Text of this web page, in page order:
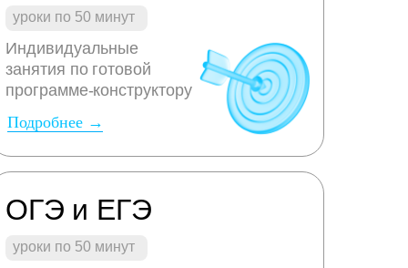
ОГЭ и ЕГЭ
уроки по 50 минут
Подробнее →
Индивидуальные
занятия по готовой
программе-конструктору
уроки по 50 минут